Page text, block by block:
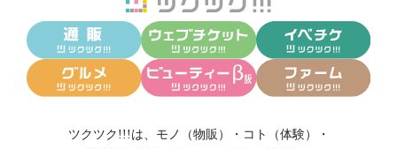
ツクツク!!!は、 モノ（物販） ・ コト（体験）
・